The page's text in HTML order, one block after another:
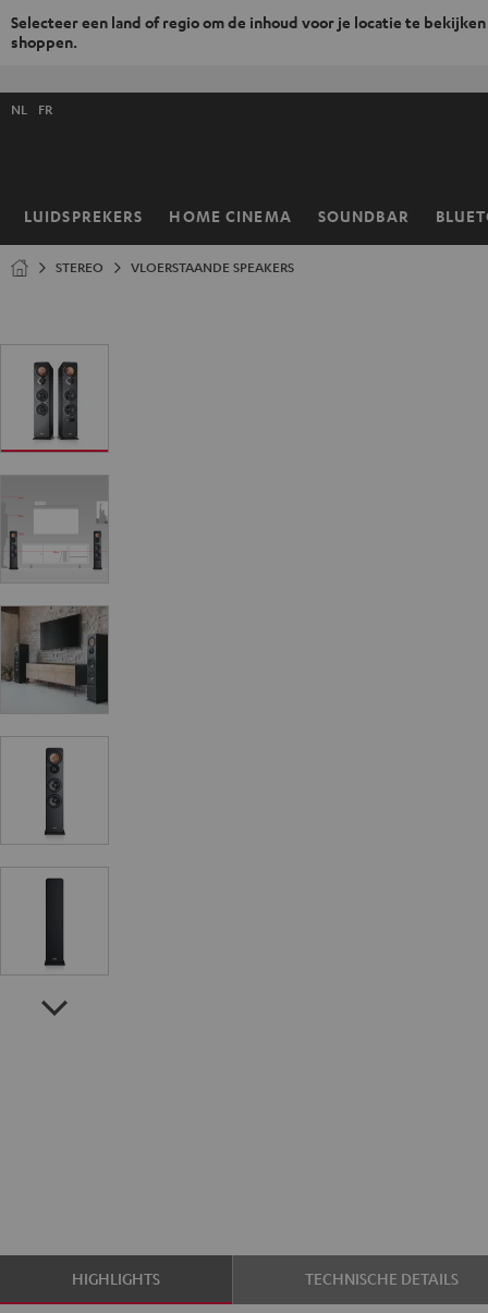
Selecteer een land of regio om de inhoud voor je locatie te
shoppen.
LUIDSPREKERS HOME CINEMA SOUNDBAR
Selecteer
NL FR
Home
STEREO VLOERSTAANDE SPEAKERS
HIGHLIGHTS TECHNISCHE DETAILS